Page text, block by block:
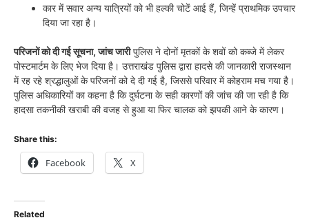
कार में सवार अन्य यात्रियों को भी हल्की चोटें आई हैं, जिन्हें प्राथमिक उपचार
दिया जा रहा है।
परिजनों को दी गई सूचना, जांच जारीपुलिस ने दोनों मृतकों के शवों को कब्जे में लेकर
पोस्टमार्टम के लिए भेज दिया है। उत्तराखंड पुलिस द्वारा हादसे की जानकारी राजस्थान
में रह रहे श्रद्धालुओं के परिजनों को दे दी गई है, जिससे परिवार में कोहराम मच गया है।
पुलिस अधिकारियों का कहना है कि दुर्घटना के सही कारणों की जांच की जा रही है कि
हादसा तकनीकी खराबी की वजह से हुआ या फिर चालक को झपकी आने के कारण।
Share this:
Facebook X
Related